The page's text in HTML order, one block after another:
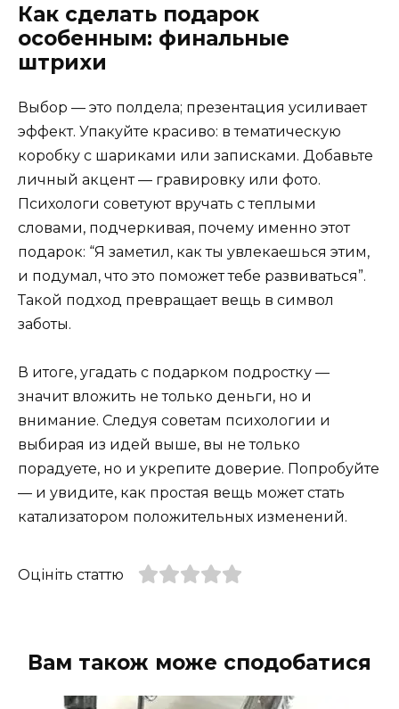
Как сделать подарок
особенным: финальные
штрихи
Выбор — это полдела; презентация усиливает
эффект. Упакуйте красиво: в тематическую
коробку с шариками или записками. Добавьте
личный акцент — гравировку или фото.
Психологи советуют вручать с теплыми
словами, подчеркивая, почему именно этот
подарок: “Я заметил, как ты увлекаешься этим,
и подумал, что это поможет тебе развиваться”.
Такой подход превращает вещь в символ
заботы.
В итоге, угадать с подарком подростку —
значит вложить не только деньги, но и
внимание. Следуя советам психологии и
выбирая из идей выше, вы не только
порадуете, но и укрепите доверие. Попробуйте
— и увидите, как простая вещь может стать
катализатором положительных изменений.
Оцініть статтю
Вам також може сподобатися